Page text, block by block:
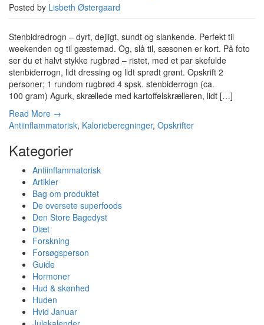
Posted by Lisbeth Østergaard
Stenbidredrogn – dyrt, dejligt, sundt og slankende. Perfekt til
weekenden og til gæstemad. Og, slå til, sæsonen er kort. På foto
ser du et halvt stykke rugbrød – ristet, med et par skefulde
stenbiderrogn, lidt dressing og lidt sprødt grønt. Opskrift 2
personer; 1 rundom rugbrød 4 spsk. stenbiderrogn (ca.
100 gram) Agurk, skrællede med kartoffelskrælleren, lidt […]
Read More →
Antiinflammatorisk, Kalorieberegninger, Opskrifter
Kategorier
Antiinflammatorisk
Artikler
Bag om produktet
De oversete superfoods
Den Store Bagedyst
Diæt
Forskning
Forsøgsperson
Guide
Hormoner
Hud & skønhed
Huden
Hvid Januar